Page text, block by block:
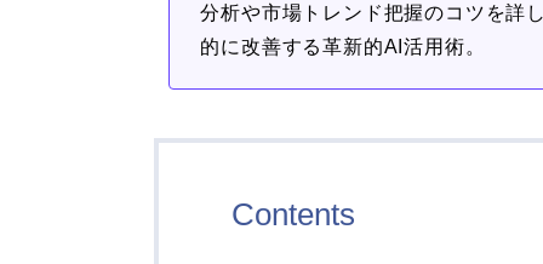
分析や市場トレンド把握のコツを詳
的に改善する革新的AI活用術。
Contents